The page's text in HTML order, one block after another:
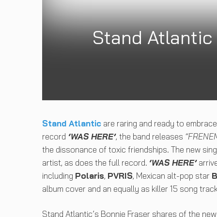
Stand Atlantic
Stand Atlantic are raring and ready to
record ‘WAS HERE’, the band releases
the dissonance of toxic friendships. The new
artist, as does the full record. ‘WAS HERE’
including Polaris, PVRIS, Mexican alt-pop star
album cover and an equally as killer 15 song
Stand Atlantic’s Bonnie Fraser shares of the